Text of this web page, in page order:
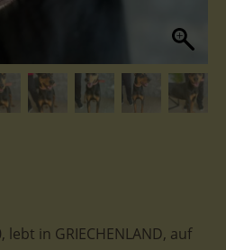
lebt in GRIECHENLAND, auf